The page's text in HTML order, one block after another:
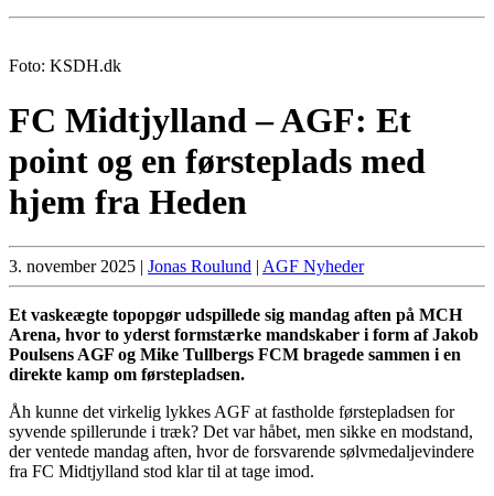
Foto: KSDH.dk
FC Midtjylland – AGF: Et
point og en førsteplads med
hjem fra Heden
3. november 2025 | Jonas Roulund | AGF Nyheder
Et vaskeægte topopgør udspillede sig mandag aften på MCH
Arena, hvor to yderst formstærke mandskaber i form af Jakob
Poulsens AGF og Mike Tullbergs FCM bragede sammen i en
direkte kamp om førstepladsen.
Åh kunne det virkelig lykkes AGF at fastholde førstepladsen for
syvende spillerunde i træk? Det var håbet, men sikke en modstand,
der ventede mandag aften, hvor de forsvarende sølvmedaljevindere
fra FC Midtjylland stod klar til at tage imod.